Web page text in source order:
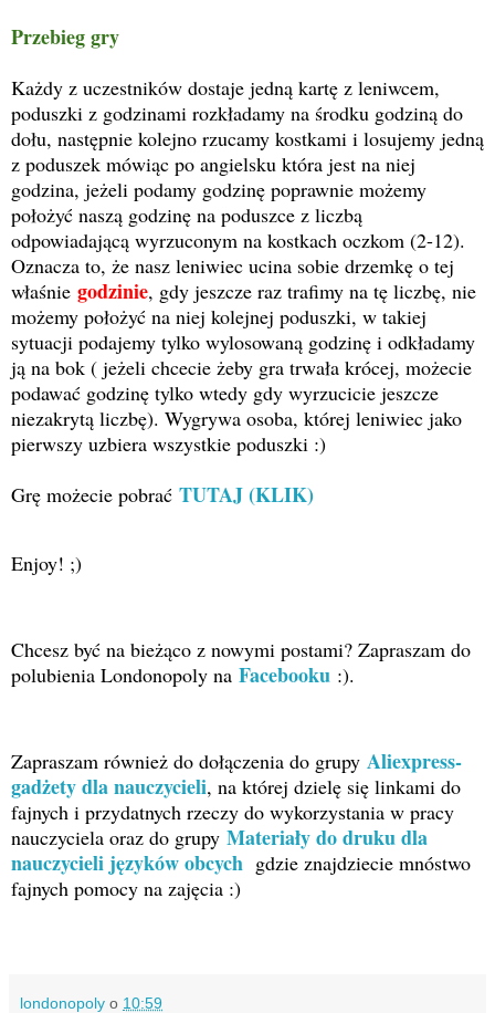
Przebieg gry
Każdy z uczestników dostaje jedną kartę z leniwcem,
poduszki z godzinami rozkładamy na środku godziną do
dołu, następnie kolejno rzucamy kostkami i losujemy jedną
z poduszek mówiąc po angielsku która jest na niej
godzina, jeżeli podamy godzinę poprawnie możemy
położyć naszą godzinę na poduszce z liczbą
odpowiadającą wyrzuconym na kostkach oczkom (2-12).
Oznacza to, że nasz leniwiec ucina sobie drzemkę o tej
właśnie godzinie, gdy jeszcze raz trafimy na tę liczbę, nie
możemy położyć na niej kolejnej poduszki, w takiej
sytuacji podajemy tylko wylosowaną godzinę i odkładamy
ją na bok ( jeżeli chcecie żeby gra trwała krócej, możecie
podawać godzinę tylko wtedy gdy wyrzucicie jeszcze
niezakrytą liczbę). Wygrywa osoba, której leniwiec jako
pierwszy uzbiera wszystkie poduszki :)
Grę możecie pobrać TUTAJ (KLIK)
Enjoy! ;)
Chcesz być na bieżąco z nowymi postami? Zapraszam do
polubienia Londonopoly na Facebooku :).
Zapraszam również do dołączenia do grupy Aliexpress-
gadżety dla nauczycieli, na której dzielę się linkami do
fajnych i przydatnych rzeczy do wykorzystania w pracy
nauczyciela oraz do grupy Materiały do druku dla
nauczycieli języków obcych gdzie znajdziecie mnóstwo
fajnych pomocy na zajęcia :)
londonopoly o 10:59